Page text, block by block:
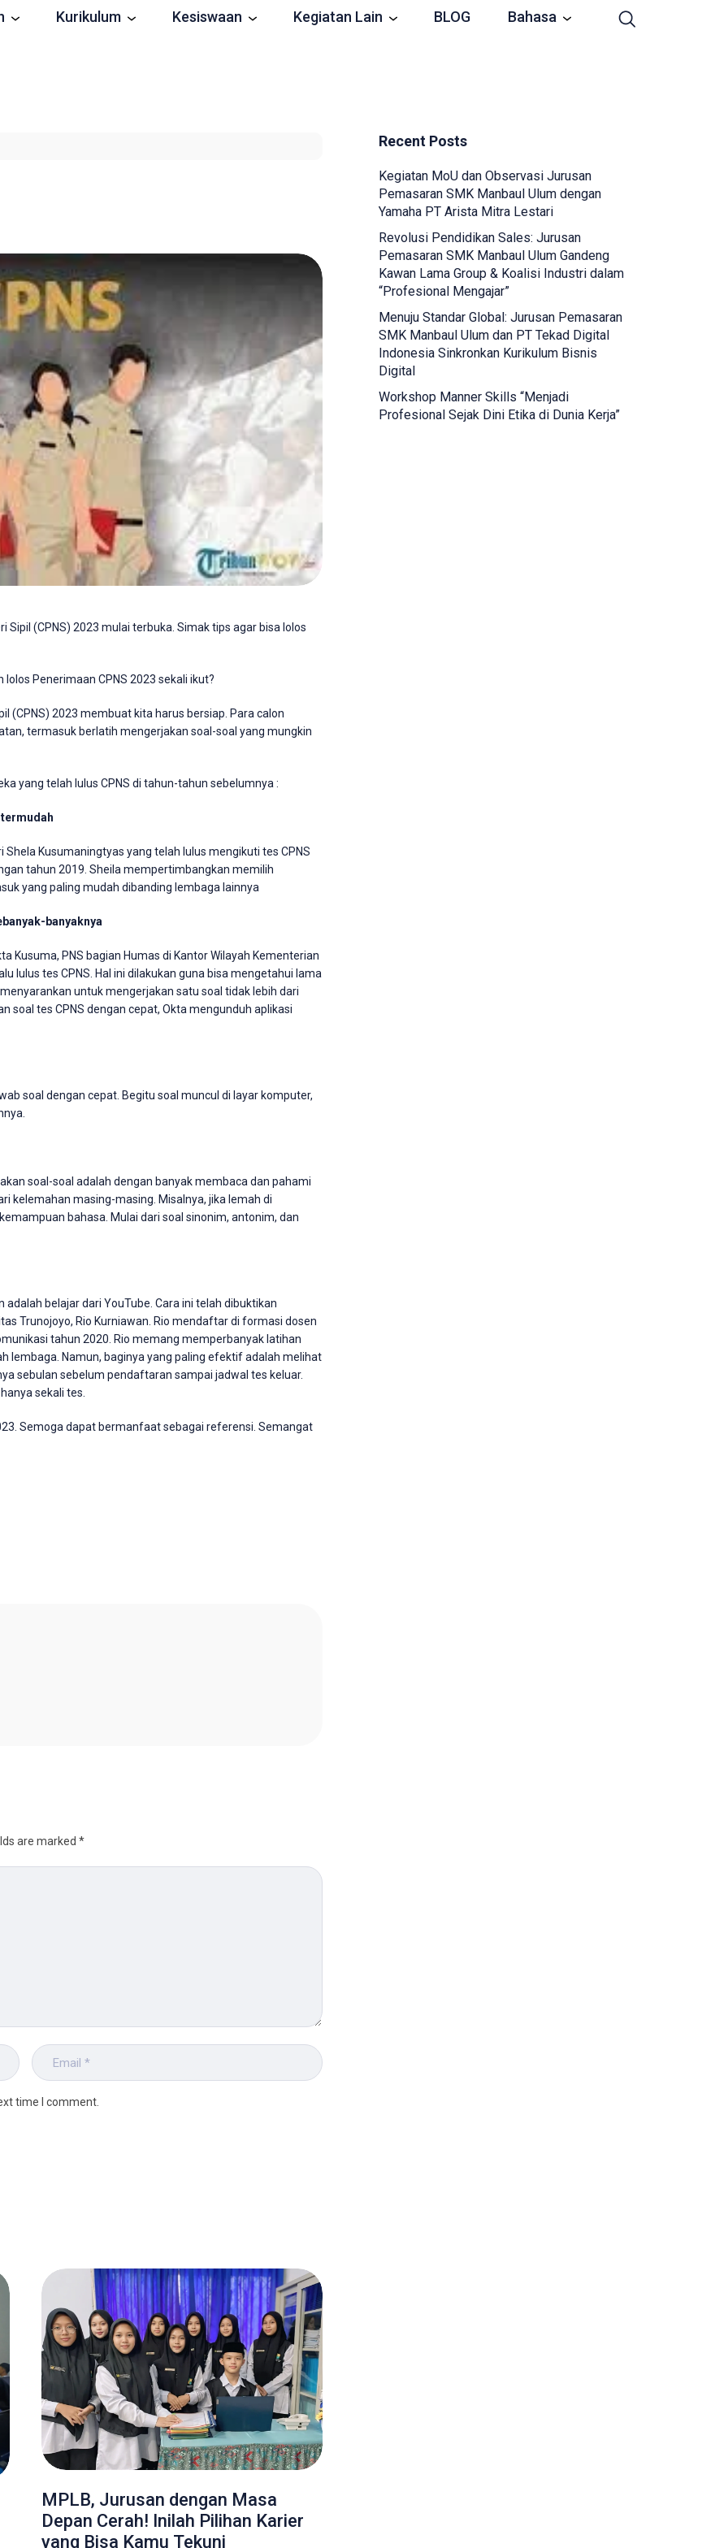
Kurikulum Kesiswaan Kegiatan Lain BLOG Bahasa
(CPNS) 2023 mulai terbuka. Simak tips agar bisa lolos
Penerimaan CPNS 2023 sekali ikut?
(CPNS) 2023 membuat kita harus bersiap. Para calon
termasuk berlatih mengerjakan soal-soal yang mungkin
yang telah lulus CPNS di tahun-tahun sebelumnya :
Kusumaningtyas yang telah lulus mengikuti tes CPNS
tahun 2019. Sheila mempertimbangkan memilih
yang paling mudah dibanding lembaga lainnya
banyaknya
Kusuma, PNS bagian Humas di Kantor Wilayah Kementerian
lulus tes CPNS. Hal ini dilakukan guna bisa mengetahui lama
untuk mengerjakan satu soal tidak lebih dari
tes CPNS dengan cepat, Okta mengunduh aplikasi
soal dengan cepat. Begitu soal muncul di layar komputer,
soal-soal adalah dengan banyak membaca dan pahami
kelemahan masing-masing. Misalnya, jika lemah di
bahasa. Mulai dari soal sinonim, antonim, dan
belajar dari YouTube. Cara ini telah dibuktikan
Trunojoyo, Rio Kurniawan. Rio mendaftar di formasi dosen
tahun 2020. Rio memang memperbanyak latihan
lembaga. Namun, baginya yang paling efektif adalah melihat
sebulan sebelum pendaftaran sampai jadwal tes keluar.
sekali tes.
Semoga dapat bermanfaat sebagai referensi. Semangat
are marked *
time I comment.
MPLB, Jurusan dengan Masa
Depan Cerah! Inilah Pilihan Karier
yang Bisa Kamu Tekuni
Recent Posts
Kegiatan MoU dan Observasi Jurusan
Pemasaran SMK Manbaul Ulum dengan
Yamaha PT Arista Mitra Lestari
Revolusi Pendidikan Sales: Jurusan
Pemasaran SMK Manbaul Ulum Gandeng
Kawan Lama Group & Koalisi Industri dalam
“Profesional Mengajar”
Menuju Standar Global: Jurusan Pemasaran
SMK Manbaul Ulum dan PT Tekad Digital
Indonesia Sinkronkan Kurikulum Bisnis
Digital
Workshop Manner Skills “Menjadi
Profesional Sejak Dini Etika di Dunia Kerja”